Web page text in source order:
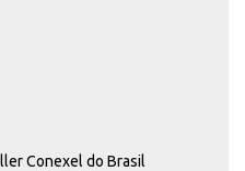
Conexel do Brasil